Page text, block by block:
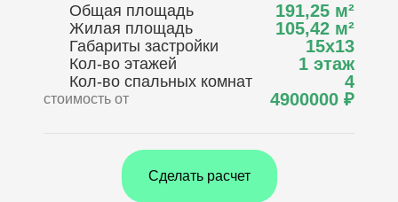
Общая площадь 191,25 м²
Жилая площадь 105,42 м²
Габариты застройки 15х13
Кол-во этажей 1 этаж
Кол-во спальных комнат 4
стоимость от 4900000 ₽
Сделать расчет